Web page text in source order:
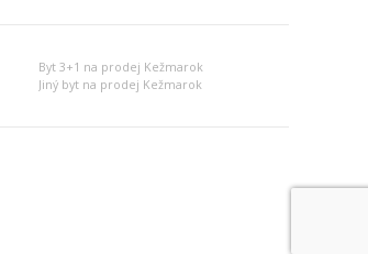
Byt 3+1 na prodej Kežmarok
Jiný byt na prodej Kežmarok